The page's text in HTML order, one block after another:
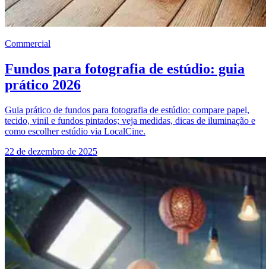
Commercial
Fundos para fotografia de estúdio: guia
prático 2026
Guia prático de fundos para fotografia de estúdio: compare papel,
tecido, vinil e fundos pintados; veja medidas, dicas de iluminação e
como escolher estúdio via LocalCine.
22 de dezembro de 2025